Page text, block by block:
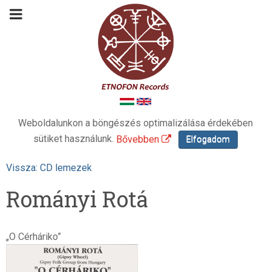
Weboldalunkon a böngészés optimalizálása érdekében
sütiket használunk. Bővebben Elfogadom
Vissza: CD lemezek
Rományi Rotá
„O Cérháriko”